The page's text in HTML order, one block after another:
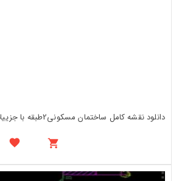
دانلود نقشه کامل ساختمان مسکونی2طبقه با جزییات کامل (کد1801)